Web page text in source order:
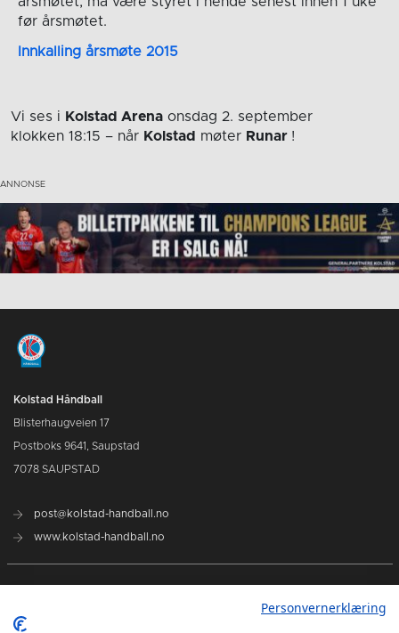
før årsmøtet.
Innkalling årsmøte 2015
Vi ses i Kolstad Arena onsdag 2. september
klokken 18:15 – når Kolstad møter Runar !
Kolstad Håndball
Blisterhaugveien 17
Postboks 9641, Saupstad
7078 SAUPSTAD
post@kolstad-handball.no
www.kolstad-handball.no
Personvernerklæring